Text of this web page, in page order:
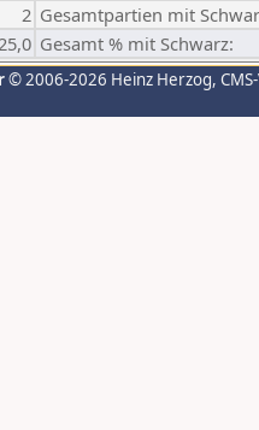
2 Gesamtpartien mit
Gesamt % mit Schwarz:
© 2006-2026 Heinz Herzog,